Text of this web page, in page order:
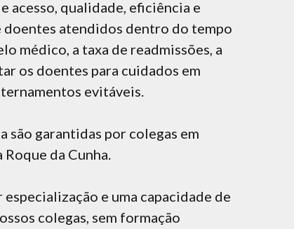
acesso, qualidade, eficiência e
doentes atendidos dentro do tempo
médico, a taxa de readmissões, a
os doentes para cuidados em
evitáveis.
são garantidas por colegas em
da Cunha.
e uma capacidade de
colegas, sem formação